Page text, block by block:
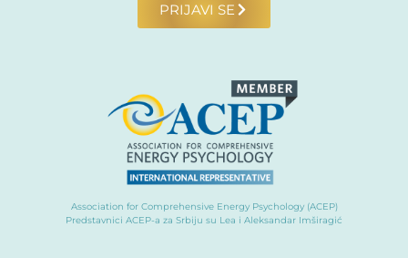
PRIJAVI SE
Association for Comprehensive Energy Psychology (ACEP)
Predstavnici ACEP-a za Srbiju su Lea i Aleksandar Imširagić